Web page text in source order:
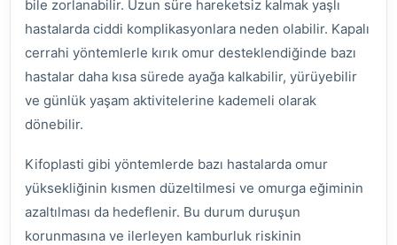
bile zorlanabilir. Uzun süre hareketsiz kalmak yaşlı
hastalarda ciddi komplikasyonlara neden olabilir. Kapalı
cerrahi yöntemlerle kırık omur desteklendiğinde bazı
hastalar daha kısa sürede ayağa kalkabilir, yürüyebilir
ve günlük yaşam aktivitelerine kademeli olarak
dönebilir.
Kifoplasti gibi yöntemlerde bazı hastalarda omur
yüksekliğinin kısmen düzeltilmesi ve omurga eğiminin
azaltılması da hedeflenir. Bu durum duruşun
korunmasına ve ilerleyen kamburluk riskinin